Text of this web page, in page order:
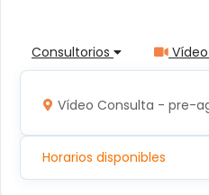
Consultorios
Vídeo Consulta - pre-
Horarios disponibles